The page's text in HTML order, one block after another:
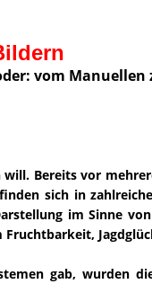
vom
Bereits vor
sich in
im Sinne
gab, wurden